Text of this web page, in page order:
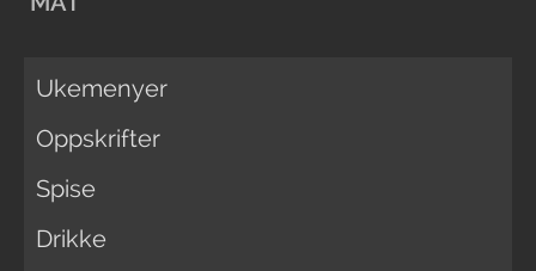
Ukemenyer
Oppskrifter
Spise
Drikke